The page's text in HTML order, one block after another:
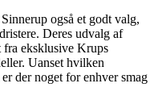
også et godt valg,
Deres udvalg af
fra eksklusive Krups
Uanset hvilken
der noget for enhver smag